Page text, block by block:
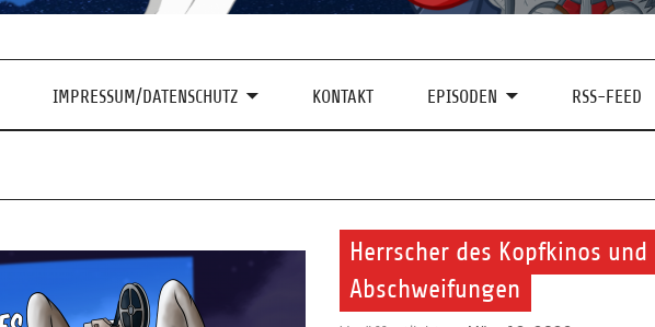
IMPRESSUM/DATENSCHUTZ KONTAKT EPISODEN RSS-FEED
Herrscher des Kopfkinos und
Abschweifungen